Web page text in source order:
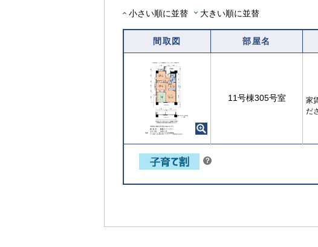
部小さい順に並替 大きい順に並替
間取図 部屋名
11号棟305号室
家
だ
？
ン
【ご入居要件あり】子育て世帯や新婚世帯
の方限定